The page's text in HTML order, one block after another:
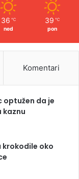
36 ℃
ned
39 ℃
pon
Komentari
optužen da je
kaznu
krokodile oko